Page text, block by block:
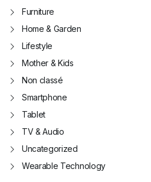
Furniture
Home & Garden
Lifestyle
Mother & Kids
Non classé
Smartphone
Tablet
TV & Audio
Uncategorized
Wearable Technology